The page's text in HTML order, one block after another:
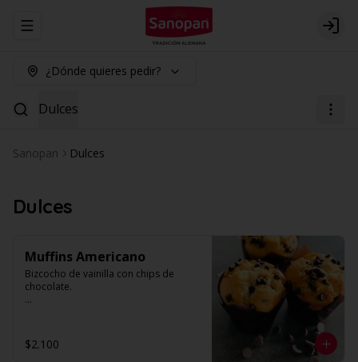
Abrir menu de navegación Login
¿Dónde quieres pedir?
Dulces
Sanopan Dulces
Dulces
Muffins Americano
Bizcocho de vainilla con chips de
chocolate.
$2.100